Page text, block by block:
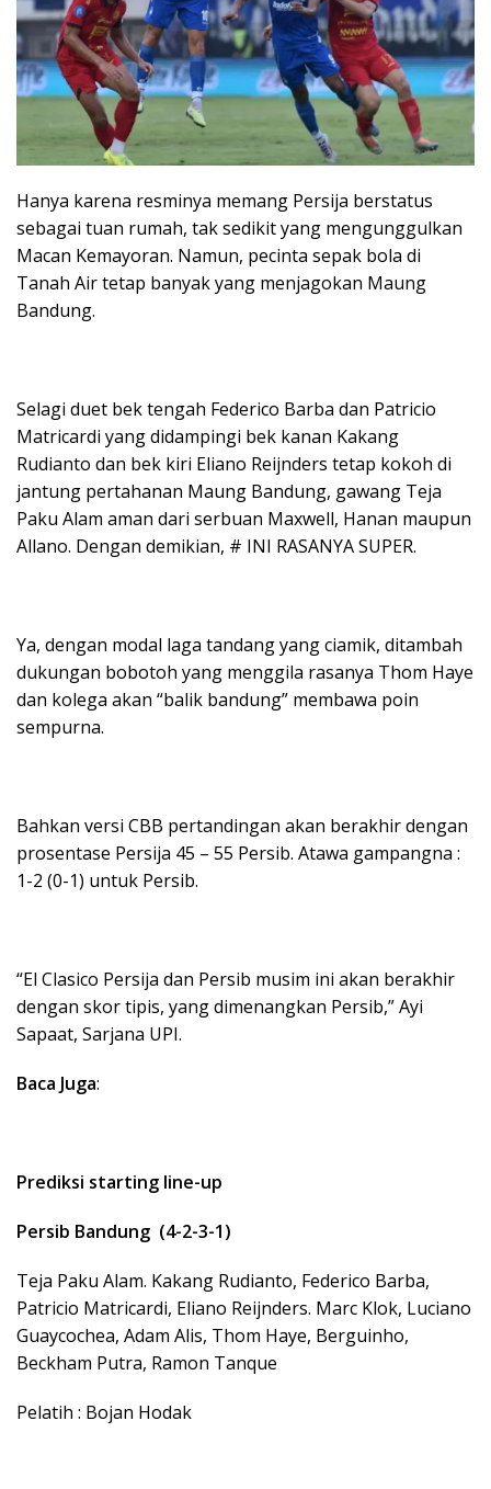
Hanya karena resminya memang Persija berstatus
sebagai tuan rumah, tak sedikit yang mengunggulkan
Macan Kemayoran. Namun, pecinta sepak bola di
Tanah Air tetap banyak yang menjagokan Maung
Bandung.
Selagi duet bek tengah Federico Barba dan Patricio
Matricardi yang didampingi bek kanan Kakang
Rudianto dan bek kiri Eliano Reijnders tetap kokoh di
jantung pertahanan Maung Bandung, gawang Teja
Paku Alam aman dari serbuan Maxwell, Hanan maupun
Allano. Dengan demikian, # INI RASANYA SUPER.
Ya, dengan modal laga tandang yang ciamik, ditambah
dukungan bobotoh yang menggila rasanya Thom Haye
dan kolega akan “balik bandung” membawa poin
sempurna.
Bahkan versi CBB pertandingan akan berakhir dengan
prosentase Persija 45 – 55 Persib. Atawa gampangna :
1-2 (0-1) untuk Persib.
“El Clasico Persija dan Persib musim ini akan berakhir
dengan skor tipis, yang dimenangkan Persib,” Ayi
Sapaat, Sarjana UPI.
Baca Juga:
Prediksi starting line-up
Persib Bandung (4-2-3-1)
Teja Paku Alam. Kakang Rudianto, Federico Barba,
Patricio Matricardi, Eliano Reijnders. Marc Klok, Luciano
Guaycochea, Adam Alis, Thom Haye, Berguinho,
Beckham Putra, Ramon Tanque
Pelatih : Bojan Hodak